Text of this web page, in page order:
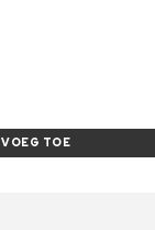
VOEG TOE